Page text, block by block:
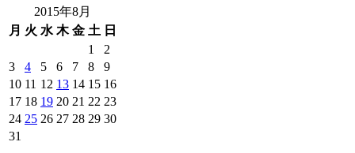
2015年8月
月 火 水 木 金 土 日
1
2
3
4 5 6 7 8
9
10 11 12 13 14 15 16
17 18 19 20 21 22 23
24 25 26 27 28 29 30
31